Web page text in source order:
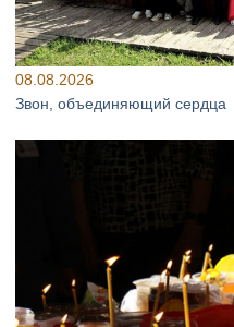
08.08.2026
Звон, объединяющий сердца